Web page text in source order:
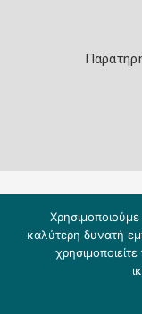
καλύτερη δυνατή